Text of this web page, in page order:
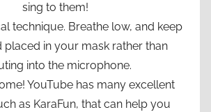
sing to them!
technique. Breathe low, and keep
placed in your mask rather than
into the microphone.
YouTube has many excellent
as KaraFun, that can help you